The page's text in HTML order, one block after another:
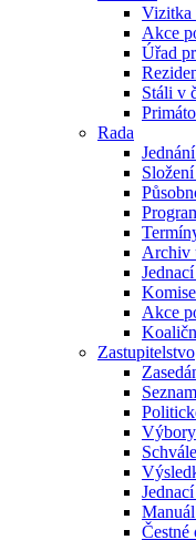
Vizitka
Akce
Úřad
Stáli v
Rada
Archiv
Akce
Zastupitelstvo
Výbory